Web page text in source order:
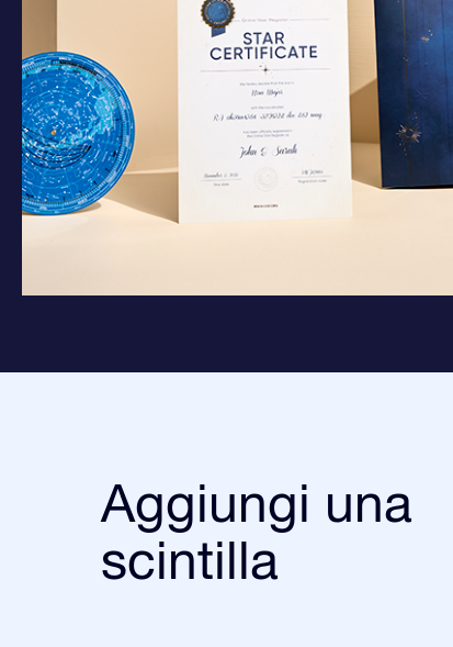
Aggiungi una
scintilla